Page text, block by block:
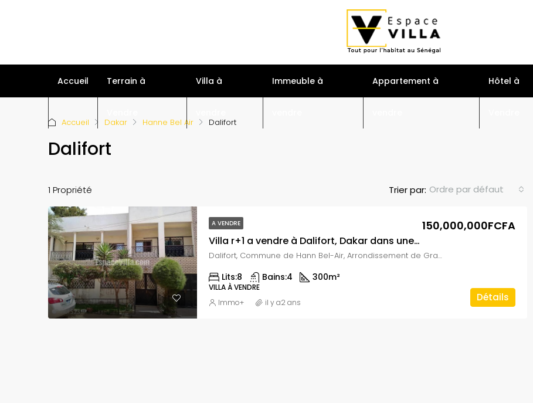
Accueil Terrain à Villa à Immeuble à Appartement à Hôtel à
Accueil Dakar Hanne Bel Air Dalifort
Dalifort
1 Propriété Trier par: Ordre par défaut
A VENDRE
Villa r+1 a vendre à Dalifort, Dakar dans une cité calme
150,000,000FCFA
Dalifort, Commune de Hann Bel-Air, Arrondissement de Grand Dakar, Dakar, Région de Dakar, 16000, Sénégal
Lits:8 Bains:4 300m²
VILLA À VENDRE
Détails
Immo+ il y a2 ans